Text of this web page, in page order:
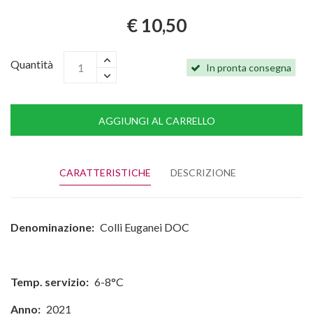
€ 10,50
Quantità In pronta consegna
AGGIUNGI AL CARRELLO
CARATTERISTICHE DESCRIZIONE
Denominazione: Colli Euganei DOC
Temp. servizio: 6-8°C
Anno: 2021